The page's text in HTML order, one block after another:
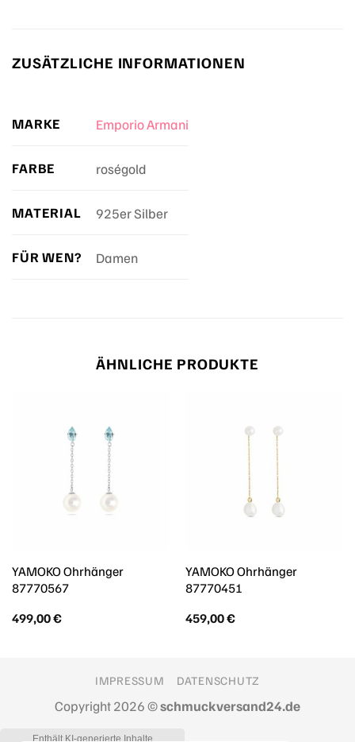
ZUSÄTZLICHE INFORMATIONEN
MARKE Emporio Armani
FARBE roségold
MATERIAL 925er Silber
FÜR WEN? Damen
ÄHNLICHE PRODUKTE
YAMOKO Ohrhänger
87770567
499,00€
YAMOKO Ohrhänger
87770451
459,00€
IMPRESSUM DATENSCHUTZ
Copyright 2026 ©schmuckversand24.de